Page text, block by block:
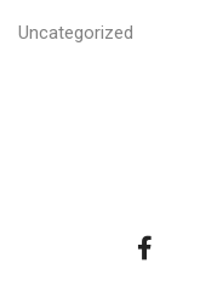
Uncategorized